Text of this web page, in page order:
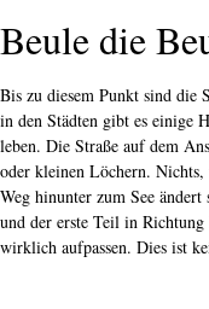
Beule die
Bis zu diesem Punkt sind die
in den Städten gibt es einige
leben. Die Straße auf dem
oder kleinen Löchern.
Weg hinunter zum See
und der erste Teil in
wirklich aufpassen. Dies ist